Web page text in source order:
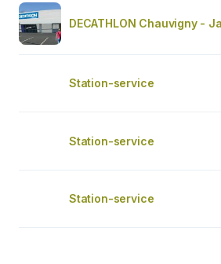
DECATHLON Chauvigny -
Station-service
Station-service
Station-service